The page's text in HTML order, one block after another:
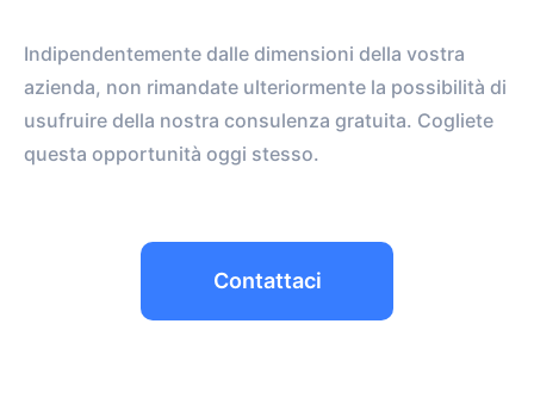
Indipendentemente dalle dimensioni della vostra
azienda, non rimandate ulteriormente la possibilità di
usufruire della nostra consulenza gratuita. Cogliete
questa opportunità oggi stesso.
Contattaci